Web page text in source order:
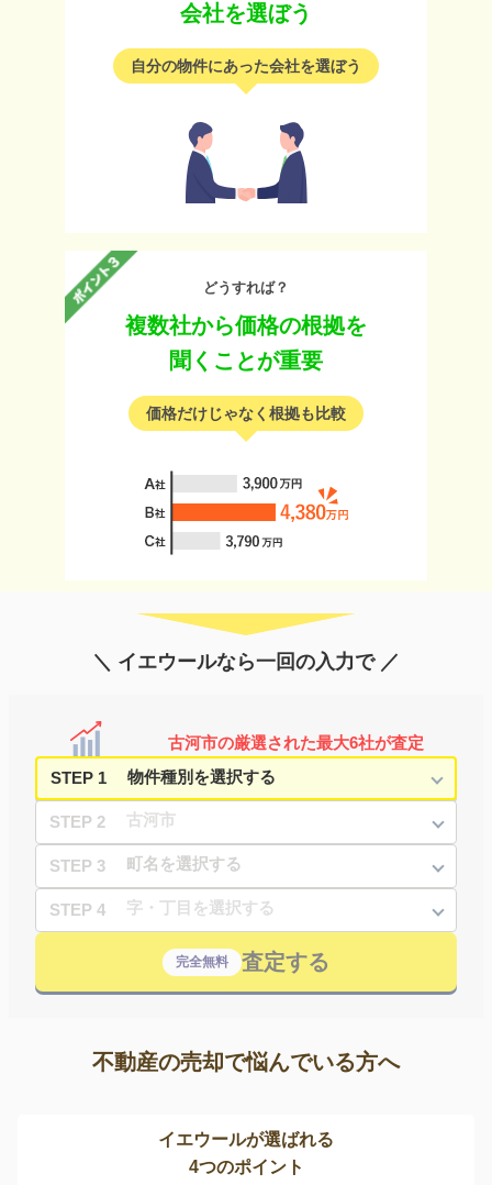
会社を選ぼう
自分の物件にあった会社を選ぼう
どうすれば？
複数社から価格の根拠を
聞くことが重要
価格だけじゃなく根拠も比較
＼ イエウールなら一回の入力で ／
古河市の厳選された最大6社が査定
STEP 1
STEP 2
STEP 3
STEP 4
完全無料 査定する
不動産の売却で悩んでいる方へ
イエウールが選ばれる
4つのポイント